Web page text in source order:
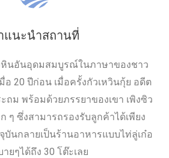
แนะนำสถานที่
หินอันอุดมสมบูรณ์ในภาษาของชาว
อ 20 ปีก่อน เมื่อครั้งกัวเหวินกุ้ย อดีต
ถม พร้อมด้วยภรรยาของเขา เพิงซิว
ๆ ซึ่งสามารถรองรับลูกค้าได้เพียง
บันกลายเป็นร้านอาหารแบบไท่ลู่เก๋อ
ๆได้ถึง 30 โต๊ะเลย